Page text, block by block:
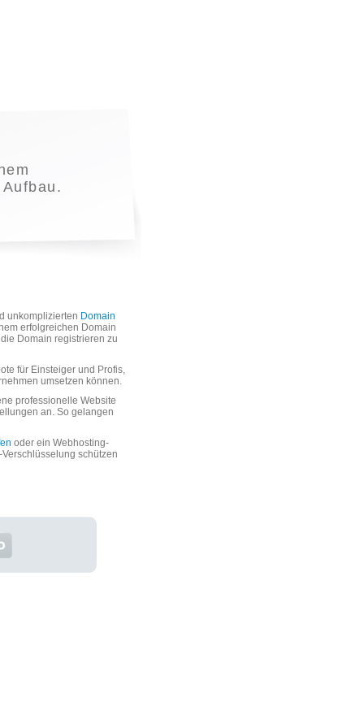
unkomplizierten Domain
erfolgreichen Domain
Domain registrieren zu
für Einsteiger und Profis,
umsetzen können.
professionelle Website
an. So gelangen
oder ein Webhosting-
schützen